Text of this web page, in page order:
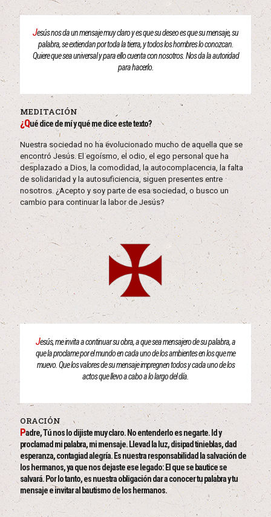
Jesús nos da un mensaje muy claro y es que su deseo es que su mensaje, su
palabra, se extiendan por toda la tierra, y todos los hombres lo conozcan.
Quiere que sea universal y para ello cuenta con nosotros. Nos da la autoridad
para hacerlo.
MEDITACIÓN
¿Qué dice de mí y qué me dice este texto?
Nuestra sociedad no ha evolucionado mucho de aquella que se
encontró Jesús. El egoísmo, el odio, el ego personal que ha
desplazado a Dios, la comodidad, la autocomplacencia, la falta
de solidaridad y la autosuficiencia, siguen presentes entre
nosotros. ¿Acepto y soy parte de esa sociedad, o busco un
cambio para continuar la labor de Jesús?
Jesús, me invita a continuar su obra, a que sea mensajero de su palabra, a
que la proclame por el mundo en cada uno de los ambientes en los que me
muevo. Que los valores de su mensaje impregnen todos y cada uno de los
actos que llevo a cabo a lo largo del día.
ORACIÓN
Padre, Tú nos lo dijiste muy claro. No entenderlo es negarte. Id y
proclamad mi palabra, mi mensaje. Llevad la luz, disipad tinieblas, dad
esperanza, contagiad alegría. Es nuestra responsabilidad la salvación de
los hermanos, ya que nos dejaste ese legado: El que se bautice se
salvará. Por lo tanto, es nuestra obligación dar a conocer tu palabra y tu
mensaje e invitar al bautismo de los hermanos.